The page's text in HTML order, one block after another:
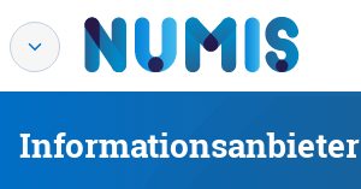
Informationsanbieter